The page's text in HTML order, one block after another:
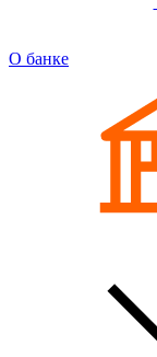
О банке